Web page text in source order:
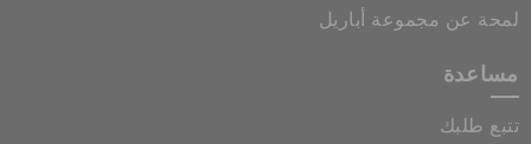
لمحة عن مجموعة أباريل
مساعدة
تتبع طلبك